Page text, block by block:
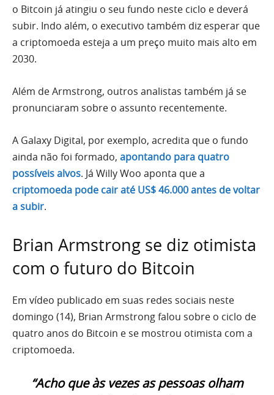
o Bitcoin já atingiu o seu fundo neste ciclo e deverá
subir. Indo além, o executivo também diz esperar que
a criptomoeda esteja a um preço muito mais alto em
2030.
Além de Armstrong, outros analistas também já se
pronunciaram sobre o assunto recentemente.
A Galaxy Digital, por exemplo, acredita que o fundo
ainda não foi formado, apontando para quatro
possíveis alvos. Já Willy Woo aponta que a
criptomoeda pode cair até US$ 46.000 antes de voltar
a subir.
Brian Armstrong se diz otimista
com o futuro do Bitcoin
Em vídeo publicado em suas redes sociais neste
domingo (14), Brian Armstrong falou sobre o ciclo de
quatro anos do Bitcoin e se mostrou otimista com a
criptomoeda.
“Acho que às vezes as pessoas olham